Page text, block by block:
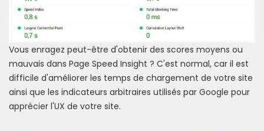
Vous enragez peut-être d'obtenir des scores moyens ou
mauvais dans Page Speed Insight ? C'est normal, car il est
difficile d'améliorer les temps de chargement de votre site
ainsi que les indicateurs arbitraires utilisés par Google pour
apprécier l'UX de votre site.